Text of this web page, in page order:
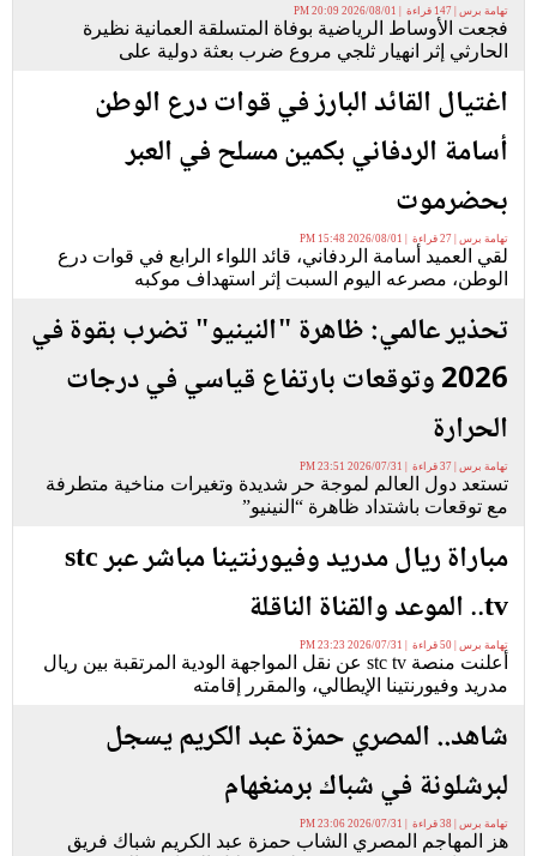
تهامة برس | 147 قراءة | 2026/08/01 20:09 PM
فجعت الأوساط الرياضية بوفاة المتسلقة العمانية نظيرة
الحارثي إثر انهيار ثلجي مروع ضرب بعثة دولية على
اغتيال القائد البارز في قوات درع الوطن
أسامة الردفاني بكمين مسلح في العبر
بحضرموت
تهامة برس | 27 قراءة | 2026/08/01 15:48 PM
لقي العميد أسامة الردفاني، قائد اللواء الرابع في قوات درع
الوطن، مصرعه اليوم السبت إثر استهداف موكبه
تحذير عالمي: ظاهرة "النينيو" تضرب بقوة في
2026 وتوقعات بارتفاع قياسي في درجات
الحرارة
تهامة برس | 37 قراءة | 2026/07/31 23:51 PM
تستعد دول العالم لموجة حر شديدة وتغيرات مناخية متطرفة
مع توقعات باشتداد ظاهرة “النينيو”
مباراة ريال مدريد وفيورنتينا مباشر عبر stc
tv.. الموعد والقناة الناقلة
تهامة برس | 50 قراءة | 2026/07/31 23:23 PM
أعلنت منصة stc tv عن نقل المواجهة الودية المرتقبة بين ريال
مدريد وفيورنتينا الإيطالي، والمقرر إقامته
شاهد.. المصري حمزة عبد الكريم يسجل
لبرشلونة في شباك برمنغهام
تهامة برس | 38 قراءة | 2026/07/31 23:06 PM
هز المهاجم المصري الشاب حمزة عبد الكريم شباك فريق